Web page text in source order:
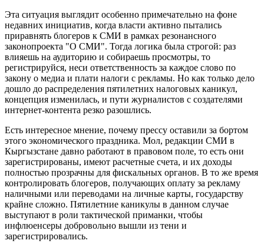
Эта ситуация выглядит особенно примечательно на фоне
недавних инициатив, когда власти активно пытались
приравнять блогеров к СМИ в рамках резонансного
законопроекта "О СМИ". Тогда логика была строгой: раз
влияешь на аудиторию и собираешь просмотры, то
регистрируйся, неси ответственность за каждое слово по
закону о медиа и плати налоги с рекламы. Но как только дело
дошло до распределения пятилетних налоговых каникул,
концепция изменилась, и пути журналистов с создателями
интернет-контента резко разошлись.
Есть интересное мнение, почему прессу оставили за бортом
этого экономического праздника. Мол, редакции СМИ в
Кыргызстане давно работают в правовом поле, то есть они
зарегистрированы, имеют расчетные счета, и их доходы
полностью прозрачны для фискальных органов. В то же время
контролировать блогеров, получающих оплату за рекламу
наличными или переводами на личные карты, государству
крайне сложно. Пятилетние каникулы в данном случае
выступают в роли тактической приманки, чтобы
инфлюенсеры добровольно вышли из тени и
зарегистрировались.